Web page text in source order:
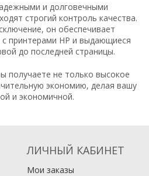
и долговечными
строгий контроль качества.
он обеспечивает
принтерами HP и выдающиеся
до последней страницы.
получаете не только высокое
экономию, делая вашу
и экономичной.
ЛИЧНЫЙ КАБИНЕТ
Мои заказы